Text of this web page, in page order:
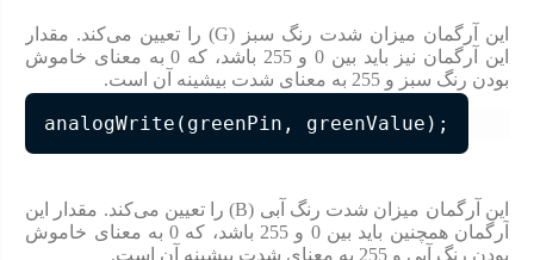
این آرگمان میزان شدت رنگ سبز (G) را تعیین می‌کند. مقدار
این آرگمان نیز باید بین 0 و 255 باشد، که 0 به معنای خاموش
بودن رنگ سبز و 255 به معنای شدت بیشینه آن است.
analogWrite(greenPin, greenValue);
این آرگمان میزان شدت رنگ آبی (B) را تعیین می‌کند. مقدار این
آرگمان همچنین باید بین 0 و 255 باشد، که 0 به معنای خاموش
بودن رنگ آبی و 255 به معنای شدت بیشینه آن است.